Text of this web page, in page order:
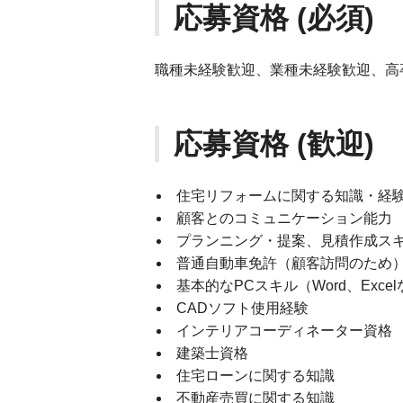
応募資格 (必須)
職種未経験歓迎、業種未経験歓迎、高
応募資格 (歓迎)
住宅リフォームに関する知識・経
顧客とのコミュニケーション能力
プランニング・提案、見積作成ス
普通自動車免許（顧客訪問のため）
基本的なPCスキル（Word、Excel
CADソフト使用経験
インテリアコーディネーター資格
建築士資格
住宅ローンに関する知識
不動産売買に関する知識